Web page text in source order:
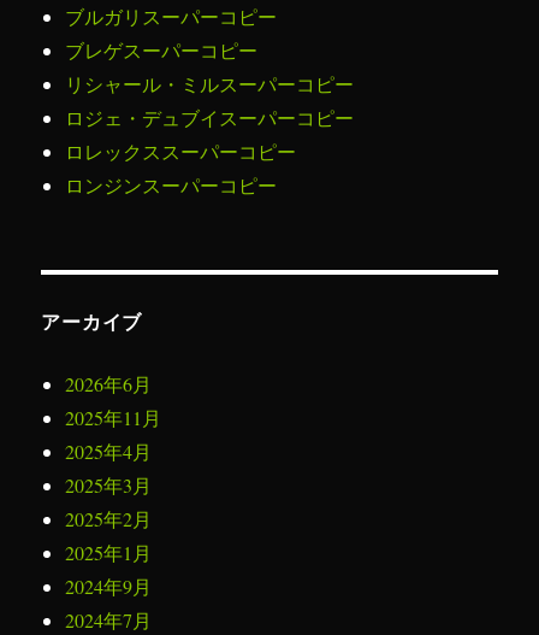
ブルガリスーパーコピー
ブレゲスーパーコピー
リシャール・ミルスーパーコピー
ロジェ・デュブイスーパーコピー
ロレックススーパーコピー
ロンジンスーパーコピー
アーカイブ
2026年6月
2025年11月
2025年4月
2025年3月
2025年2月
2025年1月
2024年9月
2024年7月